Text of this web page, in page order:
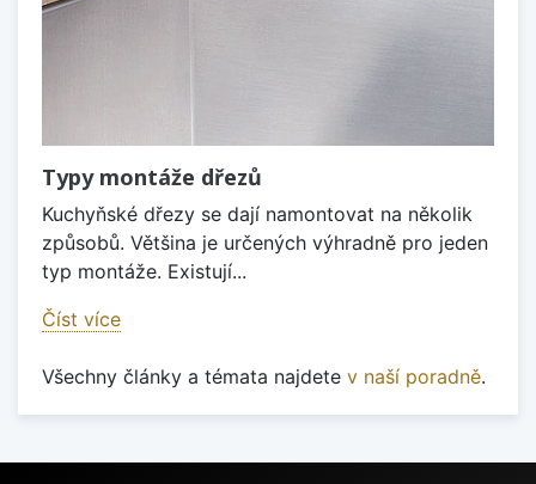
Typy montáže dřezů
Kuchyňské dřezy se dají namontovat na několik
způsobů. Většina je určených výhradně pro jeden
typ montáže. Existují...
Číst více
Všechny články a témata najdete v naší poradně.